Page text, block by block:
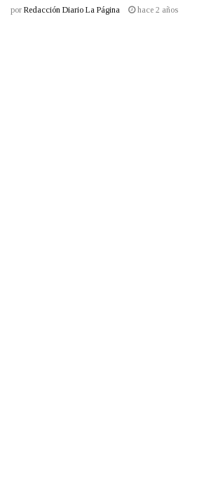
por Redacción Diario La Página hace 2 años